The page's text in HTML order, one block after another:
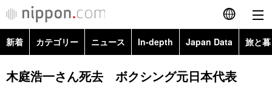
English
简体字
新着 カテゴリー ニュース In-depth Japan Data 旅と
政治・外交 Topics
木庭浩一さん死去 ボクシング元日本代表